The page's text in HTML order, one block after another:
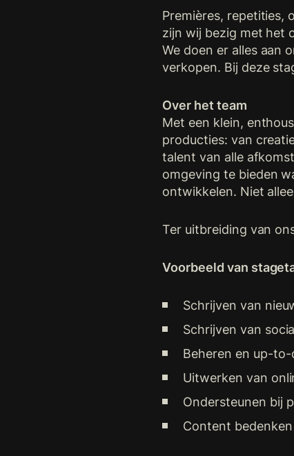
Premières, repetities,
zijn wij bezig met het
We doen er alles aan
verkopen. Bij deze
Over het team
Met een klein,
producties: van
talent van alle
omgeving te bieden
ontwikkelen. Niet
Ter uitbreiding van
Voorbeeld van
Schrijven van
Schrijven van
Beheren en up-
Uitwerken van
Ondersteunen bij
Content